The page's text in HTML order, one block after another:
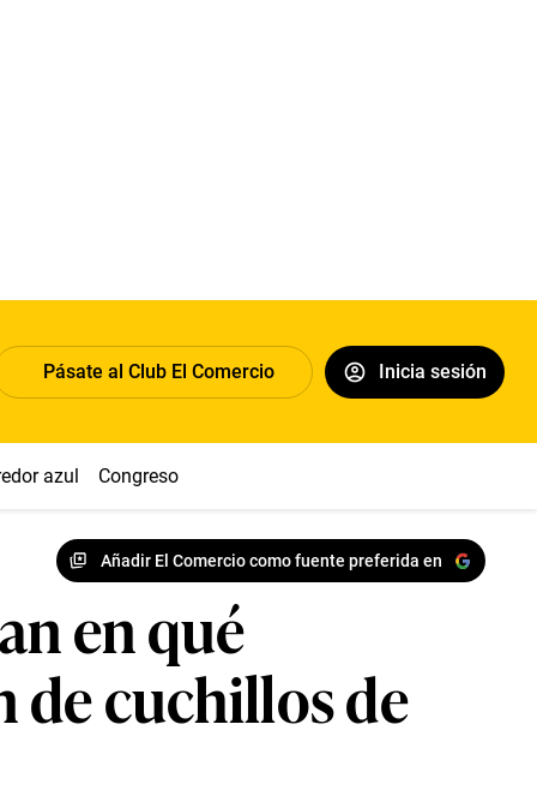
Pásate al Club El Comercio Inicia sesión
azul Congreso
Añadir El Comercio como fuente preferida en
en qué
de cuchillos de